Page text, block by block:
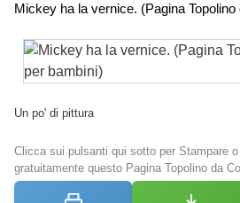
Mickey ha la vernice. (Pagina Topolino
Un po' di pittura
Clicca sui pulsanti qui sotto per Stampare
gratuitamente questo Pagina Topolino da